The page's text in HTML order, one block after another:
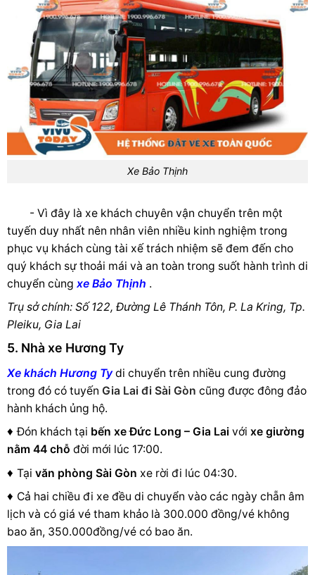
Xe Bảo Thịnh
- Vì đây là xe khách chuyên vận chuyển trên một
tuyến duy nhất nên nhân viên nhiều kinh nghiệm trong
phục vụ khách cùng tài xế trách nhiệm sẽ đem đến cho
quý khách sự thoải mái và an toàn trong suốt hành trình di
chuyển cùng xe Bảo Thịnh .
Trụ sở chính: Số 122, Đường Lê Thánh Tôn, P. La Kring, Tp.
Pleiku, Gia Lai
5. Nhà xe Hương Ty
Xe khách Hương Tydi chuyển trên nhiều cung đường
trong đó có tuyến Gia Lai đi Sài Gòn cũng được đông đảo
hành khách ủng hộ.
♦Đón khách tại bến xeĐức Long – Gia Lai với xe giường
nằm 44 chỗ đời mới lúc 17:00.
♦ Tại văn phòng Sài Gòn xe rời đi lúc 04:30.
♦ Cả hai chiều đi xe đều di chuyển vào các ngày chẵn âm
lịch và có giá vé tham khảo là 300.000 đồng/vé không
bao ăn, 350.000đồng/vé có bao ăn.